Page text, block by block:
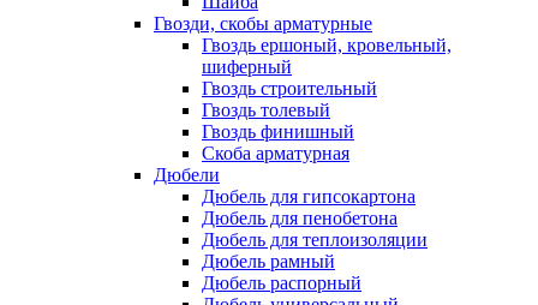
Гвозди, скобы арматурные
Гвоздь ершоный, кровельный,
шиферный
Гвоздь строительный
Гвоздь толевый
Гвоздь финишный
Скоба арматурная
Дюбели
Дюбель для гипсокартона
Дюбель для пенобетона
Дюбель для теплоизоляции
Дюбель рамный
Дюбель распорный